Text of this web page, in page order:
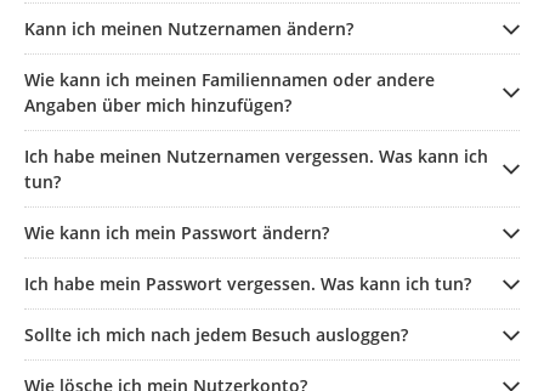
Kann ich meinen Nutzernamen ändern?
Wie kann ich meinen Familiennamen oder andere
Angaben über mich hinzufügen?
Ich habe meinen Nutzernamen vergessen. Was kann ich
tun?
Wie kann ich mein Passwort ändern?
Ich habe mein Passwort vergessen. Was kann ich tun?
Sollte ich mich nach jedem Besuch ausloggen?
Wie lösche ich mein Nutzerkonto?